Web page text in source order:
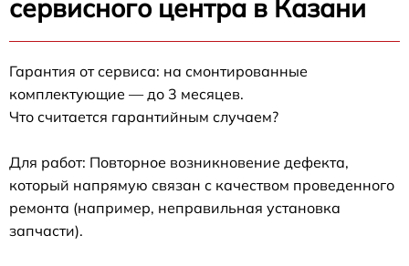
сервисного центра в Казани
Гарантия от сервиса: на смонтированные
комплектующие — до 3 месяцев.
Что считается гарантийным случаем?
Для работ: Повторное возникновение дефекта,
который напрямую связан с качеством проведенного
ремонта (например, неправильная установка
запчасти).